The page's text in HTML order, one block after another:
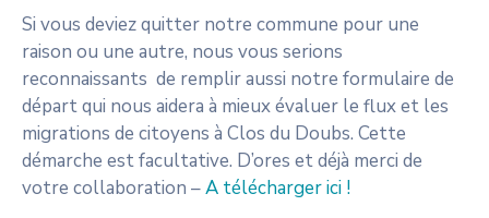
Culture
Rechercher?
Si vous deviez quitter notre commune pour une
raison ou une autre, nous vous serions
reconnaissants de remplir aussi notre formulaire de
départ qui nous aidera à mieux évaluer le flux et les
migrations de citoyens à Clos du Doubs. Cette
démarche est facultative. D’ores et déjà merci de
votre collaboration –A télécharger ici !